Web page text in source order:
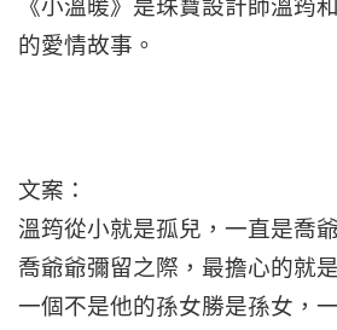
《小溫暖》是珠寶設計師溫筠
的愛情故事。
文案：
溫筠從小就是孤兒，一直是喬
喬爺爺彌留之際，最擔心的就
一個不是他的孫女勝是孫女，